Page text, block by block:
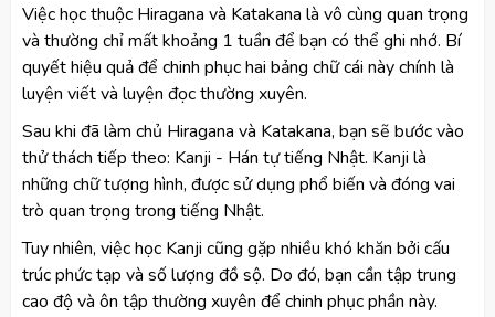
Việc học thuộc Hiragana và Katakana là vô cùng quan trọng
và thường chỉ mất khoảng 1 tuần để bạn có thể ghi nhớ. Bí
quyết hiệu quả để chinh phục hai bảng chữ cái này chính là
luyện viết và luyện đọc thường xuyên.
Sau khi đã làm chủ Hiragana và Katakana, bạn sẽ bước vào
thử thách tiếp theo: Kanji - Hán tự tiếng Nhật. Kanji là
những chữ tượng hình, được sử dụng phổ biến và đóng vai
trò quan trọng trong tiếng Nhật.
Tuy nhiên, việc học Kanji cũng gặp nhiều khó khăn bởi cấu
trúc phức tạp và số lượng đồ sộ. Do đó, bạn cần tập trung
cao độ và ôn tập thường xuyên để chinh phục phần này.